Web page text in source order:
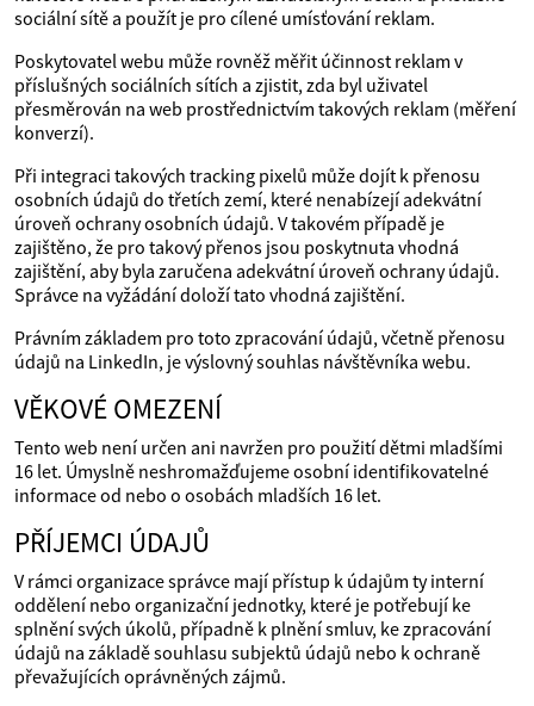
sociální sítě a použít je pro cílené umísťování reklam.
Poskytovatel webu může rovněž měřit účinnost reklam v
příslušných sociálních sítích a zjistit, zda byl uživatel
přesměrován na web prostřednictvím takových reklam (měření
konverzí).
Při integraci takových tracking pixelů může dojít k přenosu
osobních údajů do třetích zemí, které nenabízejí adekvátní
úroveň ochrany osobních údajů. V takovém případě je
zajištěno, že pro takový přenos jsou poskytnuta vhodná
zajištění, aby byla zaručena adekvátní úroveň ochrany údajů.
Správce na vyžádání doloží tato vhodná zajištění.
Právním základem pro toto zpracování údajů, včetně přenosu
údajů na LinkedIn, je výslovný souhlas návštěvníka webu.
VĚKOVÉ OMEZENÍ
Tento web není určen ani navržen pro použití dětmi mladšími
16 let. Úmyslně neshromažďujeme osobní identifikovatelné
informace od nebo o osobách mladších 16 let.
PŘÍJEMCI ÚDAJŮ
V rámci organizace správce mají přístup k údajům ty interní
oddělení nebo organizační jednotky, které je potřebují ke
splnění svých úkolů, případně k plnění smluv, ke zpracování
údajů na základě souhlasu subjektů údajů nebo k ochraně
převažujících oprávněných zájmů.